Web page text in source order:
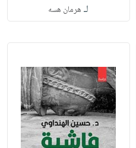
لـ هرمان هسه